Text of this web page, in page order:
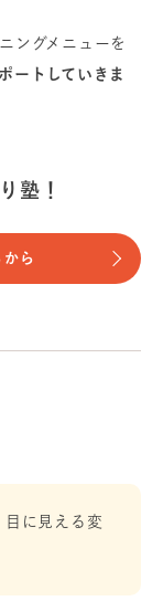
ングメニューを
ートしていきま
塾！
ら
目に見える変